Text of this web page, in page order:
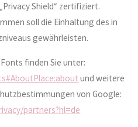
Shield“ zertifiziert.
soll die Einhaltung des in
gewährleisten.
finden Sie unter:
und weitere
von Google:
partners?hl=de